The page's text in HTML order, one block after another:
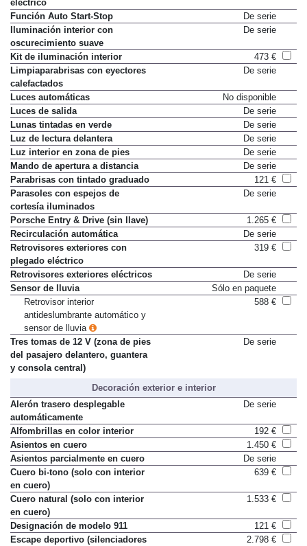
eléctrico
Función Auto Start-Stop
De serie
Iluminación interior con
oscurecimiento suave
De serie
Kit de iluminación interior
473 €
Limpiaparabrisas con eyectores
calefactados
De serie
Luces automáticas
No disponible
Luces de salida
De serie
Lunas tintadas en verde
De serie
Luz de lectura delantera
De serie
Luz interior en zona de pies
De serie
Mando de apertura a distancia
De serie
Parabrisas con tintado graduado
121 €
Parasoles con espejos de
cortesía iluminados
De serie
Porsche Entry & Drive (sin llave)
1.265 €
Recirculación automática
De serie
Retrovisores exteriores con
plegado eléctrico
319 €
Retrovisores exteriores eléctricos
De serie
Sensor de lluvia
Sólo en paquete
Retrovisor interior
antideslumbrante automático y
sensor de lluvia
588 €
Tres tomas de 12 V (zona de pies
del pasajero delantero, guantera
y consola central)
De serie
Decoración exterior e interior
Alerón trasero desplegable
automáticamente
De serie
Alfombrillas en color interior
192 €
Asientos en cuero
1.450 €
Asientos parcialmente en cuero
De serie
Cuero bi-tono (solo con interior
en cuero)
639 €
Cuero natural (solo con interior
en cuero)
1.533 €
Designación de modelo 911
121 €
Escape deportivo (silenciadores
2.798 €